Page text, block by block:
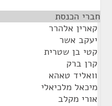
חברי הכנסת
קארין אלהרר
יעקב אשר
קטי בן שטרית
קרן ברק
וואליד טאהא
מיכאל מלכיאלי
אורי מקלב